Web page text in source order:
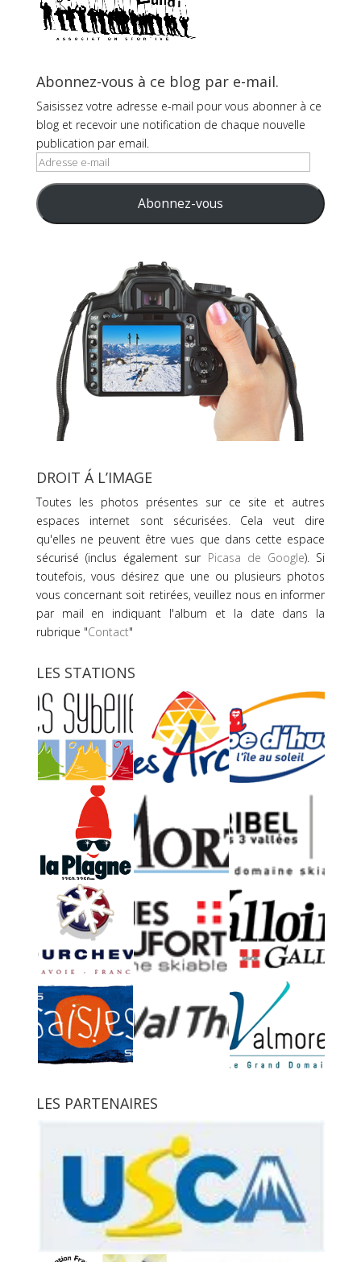
Abonnez-vous à ce blog par e-mail.
Saisissez votre adresse e-mail pour vous abonner à ce
blog et recevoir une notification de chaque nouvelle
publication par email.
Adresse
mail
Abonnez-vous
DROIT Á L’IMAGE
Toutes les photos présentes sur ce site et autres
espaces internet sont sécurisées. Cela veut dire
qu'elles ne peuvent être vues que dans cette espace
sécurisé (inclus également sur Picasa de Google). Si
toutefois, vous désirez que une ou plusieurs photos
vous concernant soit retirées, veuillez nous en informer
par mail en indiquant l'album et la date dans la
rubrique "Contact"
LES STATIONS
LES PARTENAIRES